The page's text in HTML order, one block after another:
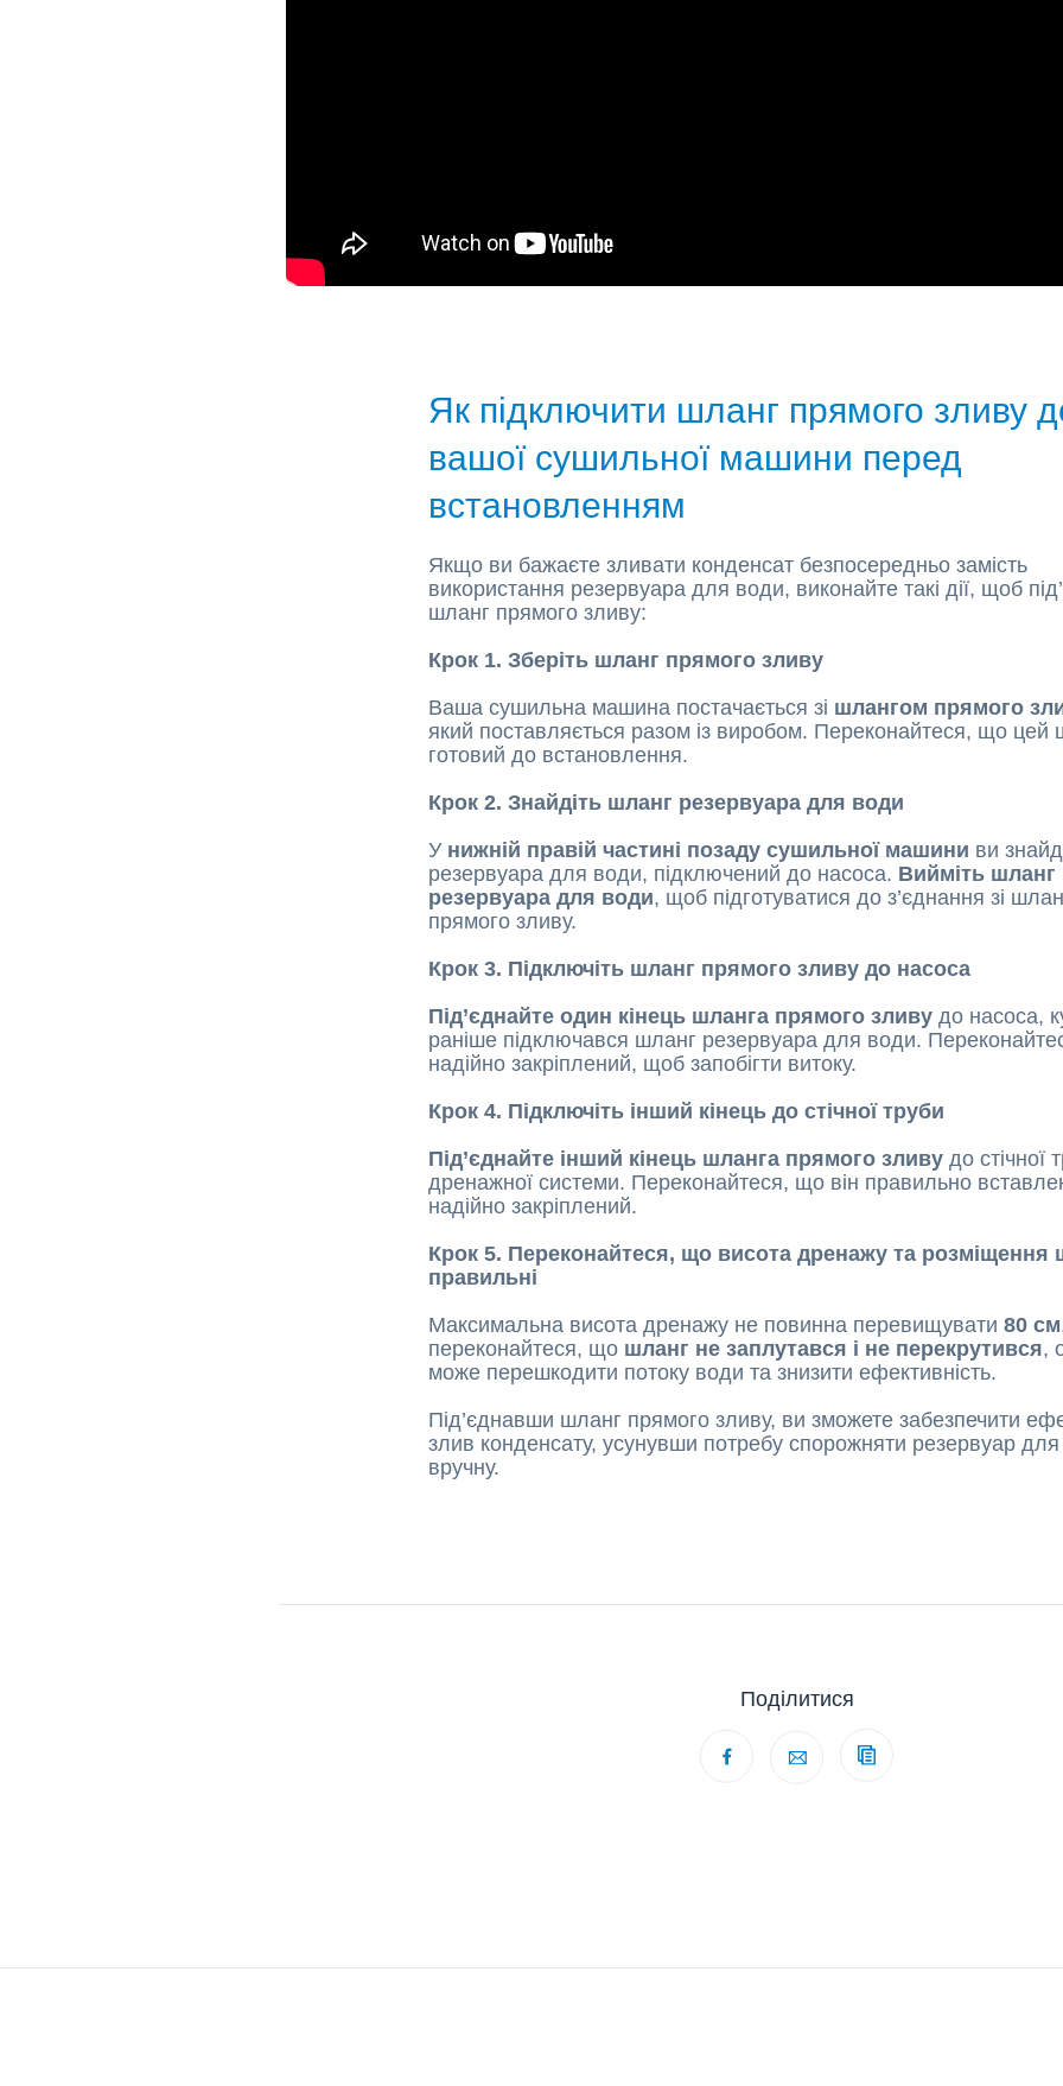
Як підключити шланг прямого зливу
вашої сушильної машини перед
встановленням
Якщо ви бажаєте зливати конденсат безпосередньо замість
використання резервуара для води, виконайте такі дії, щоб
шланг прямого зливу:
Крок 1. Зберіть шланг прямого зливу
Ваша сушильна машина постачається зі шлангом прямого
який поставляється разом із виробом. Переконайтеся, що цей
готовий до встановлення.
Крок 2. Знайдіть шланг резервуара для води
У нижній правій частині позаду сушильної машини ви
резервуара для води, підключений до насоса. Вийміть шланг
резервуара для води, щоб підготуватися до з’єднання зі
прямого зливу.
Крок 3. Підключіть шланг прямого зливу до насоса
Під’єднайте один кінець шланга прямого зливу до насоса,
раніше підключався шланг резервуара для води.
надійно закріплений, щоб запобігти витоку.
Крок 4. Підключіть інший кінець до стічної труби
Під’єднайте інший кінець шланга прямого зливу до стічної
дренажної системи. Переконайтеся, що він правильно
надійно закріплений.
Крок 5. Переконайтеся, що висота дренажу та розміщення
правильні
Максимальна висота дренажу не повинна перевищувати 80 см
переконайтеся, що шланг не заплутався і не перекрутився,
може перешкодити потоку води та знизити ефективність.
Під’єднавши шланг прямого зливу, ви зможете забезпечити
злив конденсату, усунувши потребу спорожняти резервуар
вручну.
Поділитися